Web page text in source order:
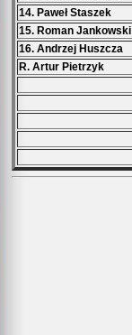
14. Paweł Staszek
15. Roman Jankowski
16. Andrzej Huszcza
R. Artur Pietrzyk